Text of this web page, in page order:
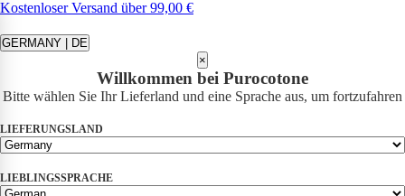
Kostenloser Versand über 99,00 €
GERMANY | DE
×
Willkommen bei Purocotone
Bitte wählen Sie Ihr Lieferland und eine Sprache aus, um fortzufahren
LIEFERUNGSLAND
LIEBLINGSSPRACHE